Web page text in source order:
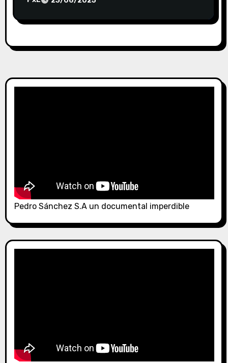
Pruebas de sus Crímenes contra la
Pedro Sánchez S.A un documental imperdible